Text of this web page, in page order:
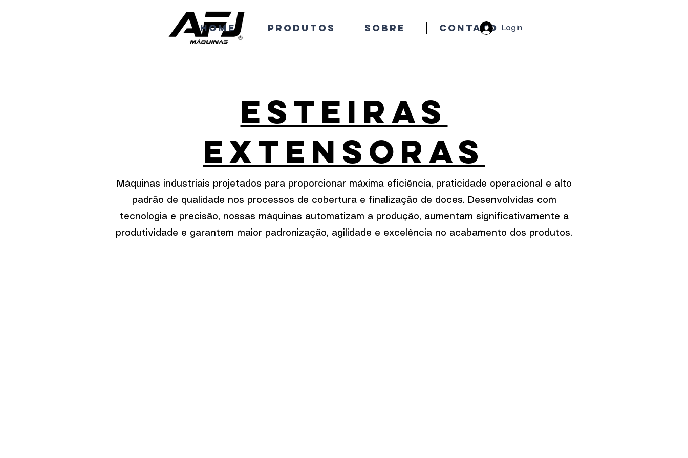
Home Produtos Sobre Contato Login
Esteiras
extensoras
Máquinas industriais projetados para proporcionar máxima eficiência, praticidade operacional e alto
padrão de qualidade nos processos de cobertura e finalização de doces. Desenvolvidas com
tecnologia e precisão, nossas máquinas automatizam a produção, aumentam significativamente a
produtividade e garantem maior padronização, agilidade e excelência no acabamento dos produtos.